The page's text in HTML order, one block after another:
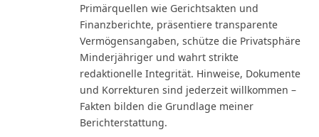
Primärquellen wie Gerichtsakten und
Finanzberichte, präsentiere transparente
Vermögensangaben, schütze die Privatsphäre
Minderjähriger und wahrt strikte
redaktionelle Integrität. Hinweise, Dokumente
und Korrekturen sind jederzeit willkommen –
Fakten bilden die Grundlage meiner
Berichterstattung.